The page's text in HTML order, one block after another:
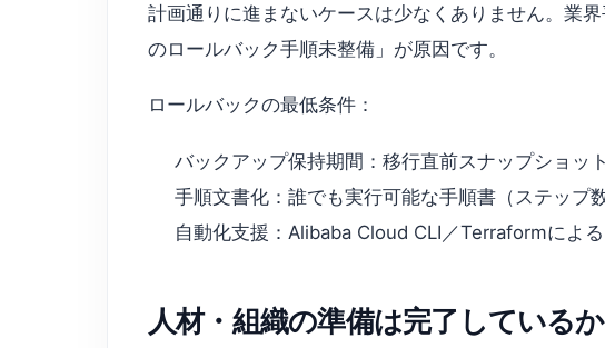
計画通りに進まないケースは少なくありません。業
のロールバック手順未整備」が原因です。
ロールバックの最低条件：
バックアップ保持期間：移行直前スナップショッ
手順文書化：誰でも実行可能な手順書（ステップ
自動化支援：Alibaba Cloud CLI／Terraformによ
人材・組織の準備は完了している